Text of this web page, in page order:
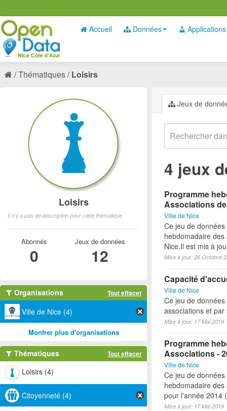
Accueil Données Applications
Thématiques Loisirs
Jeux de
4 jeux
Programme
Associations
Ville de Nice
Ce jeu de
hebdomadaire
Nice.Il est mis à
Mise à jour: 26 Octobre
Capacité
Ville de Nice
Ce jeu de
associations et par
Mise à jour: 17 Mai 2019
Programme
Associations -
Ville de Nice
Ce jeu de
hebdomadaire
pour l'année 2014
Mise à jour: 17 Mai 2019
Loisirs
Il n'y a pas de description pour cette thématique
Abonnés
0
Jeux de données
12
Organisations Tout effacer
Ville de Nice (4)
Montrer plus d'organisations
Thématiques Tout effacer
Loisirs (4)
Citoyenneté (4)